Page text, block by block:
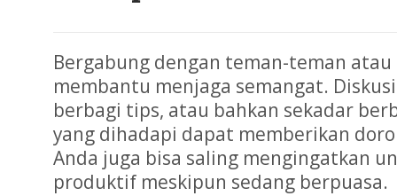
Bergabung dengan teman-teman
membantu menjaga semangat.
berbagi tips, atau bahkan sekadar
yang dihadapi dapat memberikan
Anda juga bisa saling mengingatkan
produktif meskipun sedang berpuasa.